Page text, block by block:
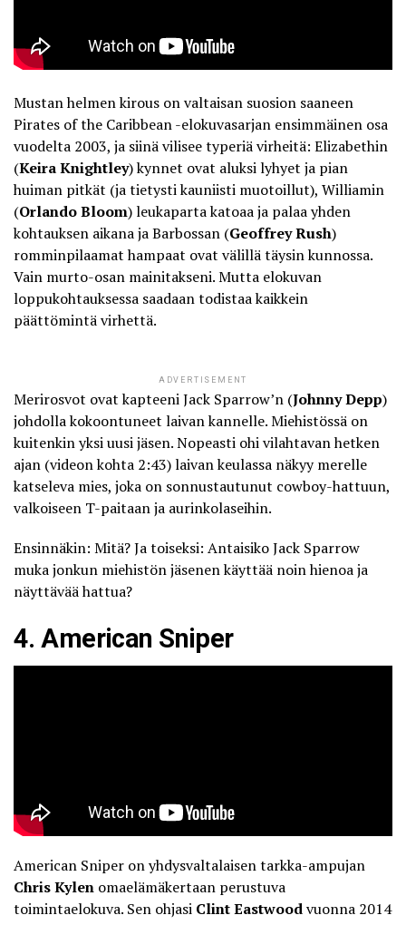
Mustan helmen kirous on valtaisan suosion saaneen
Pirates of the Caribbean -elokuvasarjan ensimmäinen osa
vuodelta 2003, ja siinä vilisee typeriä virheitä: Elizabethin
(Keira Knightley) kynnet ovat aluksi lyhyet ja pian
huiman pitkät (ja tietysti kauniisti muotoillut), Williamin
(Orlando Bloom) leukaparta katoaa ja palaa yhden
kohtauksen aikana ja Barbossan (Geoffrey Rush)
romminpilaamat hampaat ovat välillä täysin kunnossa.
Vain murto-osan mainitakseni. Mutta elokuvan
loppukohtauksessa saadaan todistaa kaikkein
päättömintä virhettä.
ADVERTISEMENT
Merirosvot ovat kapteeni Jack Sparrow’n (Johnny Depp)
johdolla kokoontuneet laivan kannelle. Miehistössä on
kuitenkin yksi uusi jäsen. Nopeasti ohi vilahtavan hetken
ajan (videon kohta 2:43) laivan keulassa näkyy merelle
katseleva mies, joka on sonnustautunut cowboy-hattuun,
valkoiseen T-paitaan ja aurinkolaseihin.
Ensinnäkin: Mitä? Ja toiseksi: Antaisiko Jack Sparrow
muka jonkun miehistön jäsenen käyttää noin hienoa ja
näyttävää hattua?
4. American Sniper
American Sniper on yhdysvaltalaisen tarkka-ampujan
Chris Kylen omaelämäkertaan perustuva
toimintaelokuva. Sen ohjasi Clint Eastwoodvuonna 2014